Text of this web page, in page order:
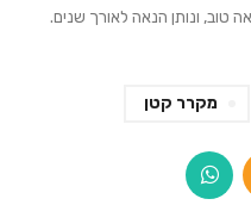
ונותן הנאה לאורך שנים.
מקרר קטן